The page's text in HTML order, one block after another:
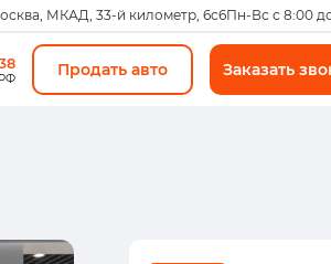
МКАД, 33-й километр, 6с6Пн-Вс с 8:00
Продать авто